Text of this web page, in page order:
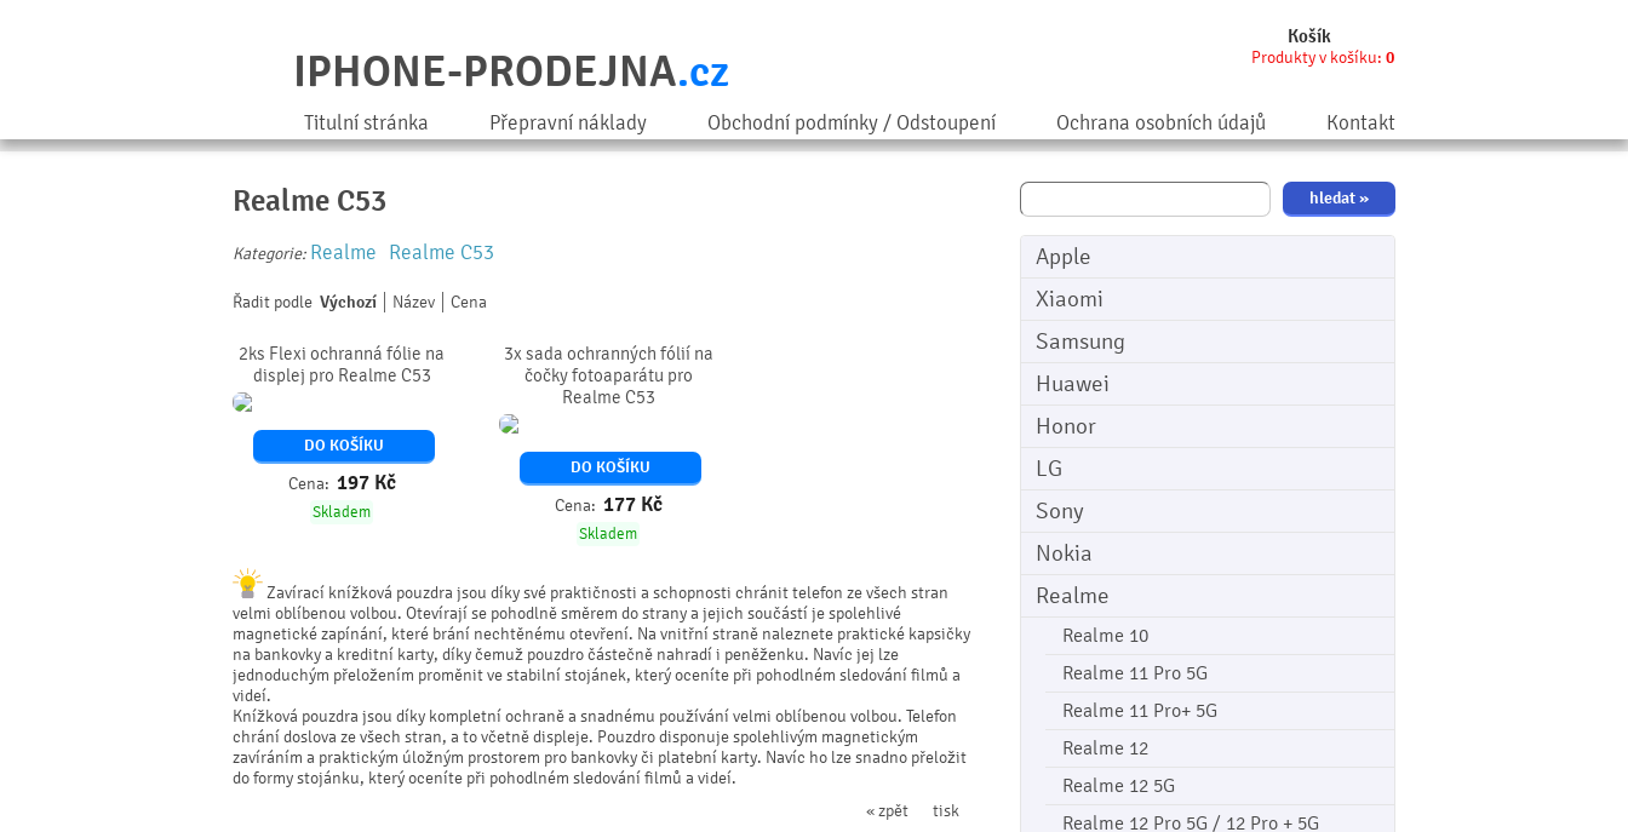
Košík
Produkty v košíku: 0
IPHONE-PRODEJNA.cz
Titulní stránka Přepravní náklady Obchodní podmínky / Odstoupení Ochrana osobních údajů Kontakt
Apple
Xiaomi
Samsung
Huawei
Honor
LG
Sony
Nokia
Realme
Realme 10
Realme 11 Pro 5G
Realme 11 Pro+ 5G
Realme 12
Realme 12 5G
Realme 12 Pro 5G / 12 Pro + 5G
Realme C53
Kategorie: Realme Realme C53
Řadit podle Výchozí Název Cena
2ks Flexi ochranná fólie na
displej pro Realme C53
DO KOŠÍKU
Cena: 197 Kč
Skladem
3x sada ochranných fólií na
čočky fotoaparátu pro
Realme C53
DO KOŠÍKU
Cena: 177 Kč
Skladem
Zavírací knížková pouzdra jsou díky své praktičnosti a schopnosti chránit telefon ze všech stran
velmi oblíbenou volbou. Otevírají se pohodlně směrem do strany a jejich součástí je spolehlivé
magnetické zapínání, které brání nechtěnému otevření. Na vnitřní straně naleznete praktické kapsičky
na bankovky a kreditní karty, díky čemuž pouzdro částečně nahradí i peněženku. Navíc jej lze
jednoduchým přeložením proměnit ve stabilní stojánek, který oceníte při pohodlném sledování filmů a
videí.
Knížková pouzdra jsou díky kompletní ochraně a snadnému používání velmi oblíbenou volbou. Telefon
chrání doslova ze všech stran, a to včetně displeje. Pouzdro disponuje spolehlivým magnetickým
zavíráním a praktickým úložným prostorem pro bankovky či platební karty. Navíc ho lze snadno přeložit
do formy stojánku, který oceníte při pohodlném sledování filmů a videí.
tisk
« zpět